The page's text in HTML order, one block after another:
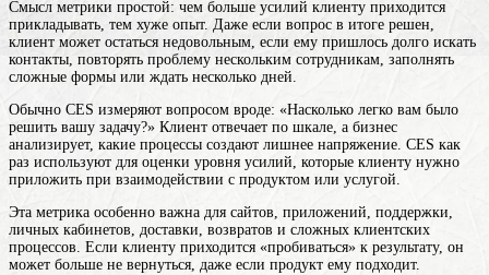
Смысл метрики простой: чем больше усилий клиенту приходится
прикладывать, тем хуже опыт. Даже если вопрос в итоге решен,
клиент может остаться недовольным, если ему пришлось долго искать
контакты, повторять проблему нескольким сотрудникам, заполнять
сложные формы или ждать несколько дней.
Обычно CES измеряют вопросом вроде: «Насколько легко вам было
решить вашу задачу?» Клиент отвечает по шкале, а бизнес
анализирует, какие процессы создают лишнее напряжение. CES как
раз используют для оценки уровня усилий, которые клиенту нужно
приложить при взаимодействии с продуктом или услугой.
Эта метрика особенно важна для сайтов, приложений, поддержки,
личных кабинетов, доставки, возвратов и сложных клиентских
процессов. Если клиенту приходится «пробиваться» к результату, он
может больше не вернуться, даже если продукт ему подходит.